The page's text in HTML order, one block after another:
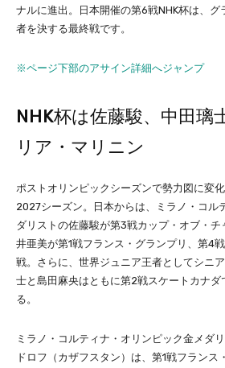
ナルに進出。日本開催の第6戦NHK杯は、
者を決する最終戦です。
※ページ下部のアサイン詳細へジャンプ
NHK杯は佐藤駿、中田璃
リア・マリニン
ポストオリンピックシーズンで勢力図に変
2027シーズン。日本からは、ミラノ・コル
ダリストの佐藤駿が第3戦カップ・オブ・チ
井亜美が第1戦フランス・グランプリ、第4
戦。さらに、世界ジュニア王者としてシニ
士と島田麻央はともに第2戦スケートカナダ
る。
ミラノ・コルティナ・オリンピック金メダ
ドロフ（カザフスタン）は、第1戦フランス